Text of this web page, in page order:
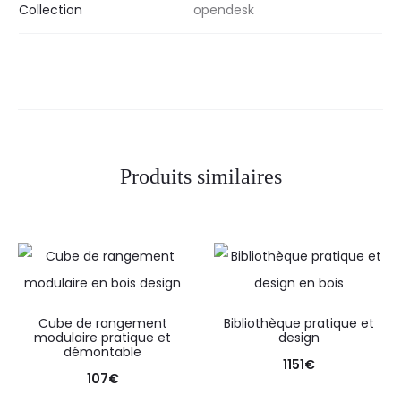
Collection opendesk
Produits similaires
Cube de rangement
modulaire pratique et
démontable
107€
Bibliothèque pratique et
design
1151€